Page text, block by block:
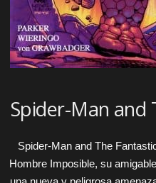
Spider-Man and
Spider-Man and The
Hombre Imposible, su